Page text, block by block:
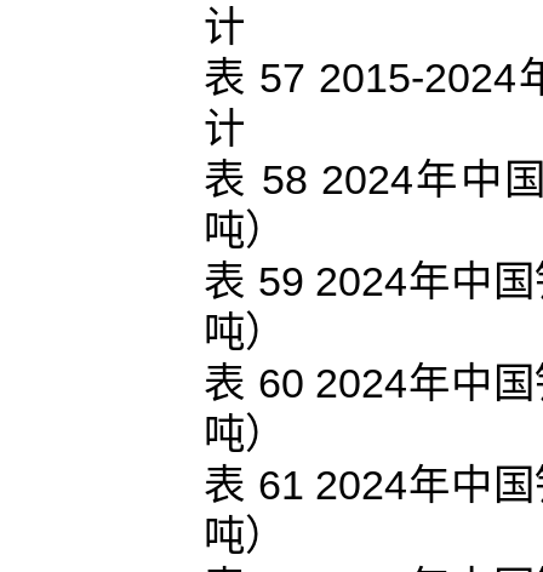
计
表 57 2015-2024
计
表 58 2024年中
吨）
表 59 2024年中
吨）
表 60 2024年中
吨）
表 61 2024年中
吨）